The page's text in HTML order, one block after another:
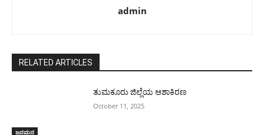
admin
RELATED ARTICLES
ಜನಮನ
ತುಮಕೂರು ಜಿಲ್ಲೆಯ ಆಶಾಕಿರಣ
October 11, 2025